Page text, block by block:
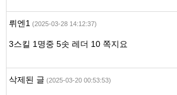
뤼엔1 (2025-03-28 14:12:37)
3스킬 1명중 5솟 레더 10 쪽지요
삭제된 글 (2025-03-20 00:53:53)